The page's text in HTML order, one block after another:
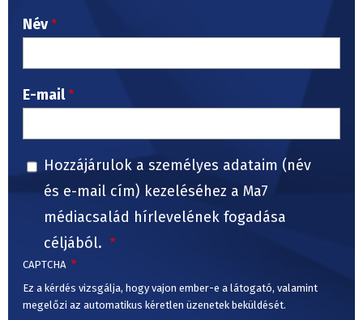
Név
E-mail
Hozzájárulok a személyes adataim (név
és e-mail cím) kezeléséhez a Ma7
médiacsalád hírlevelének fogadása
céljából.
CAPTCHA
Ez a kérdés vizsgálja, hogy vajon ember-e a látogató, valamint
megelőzi az automatikus kéretlen üzenetek beküldését.